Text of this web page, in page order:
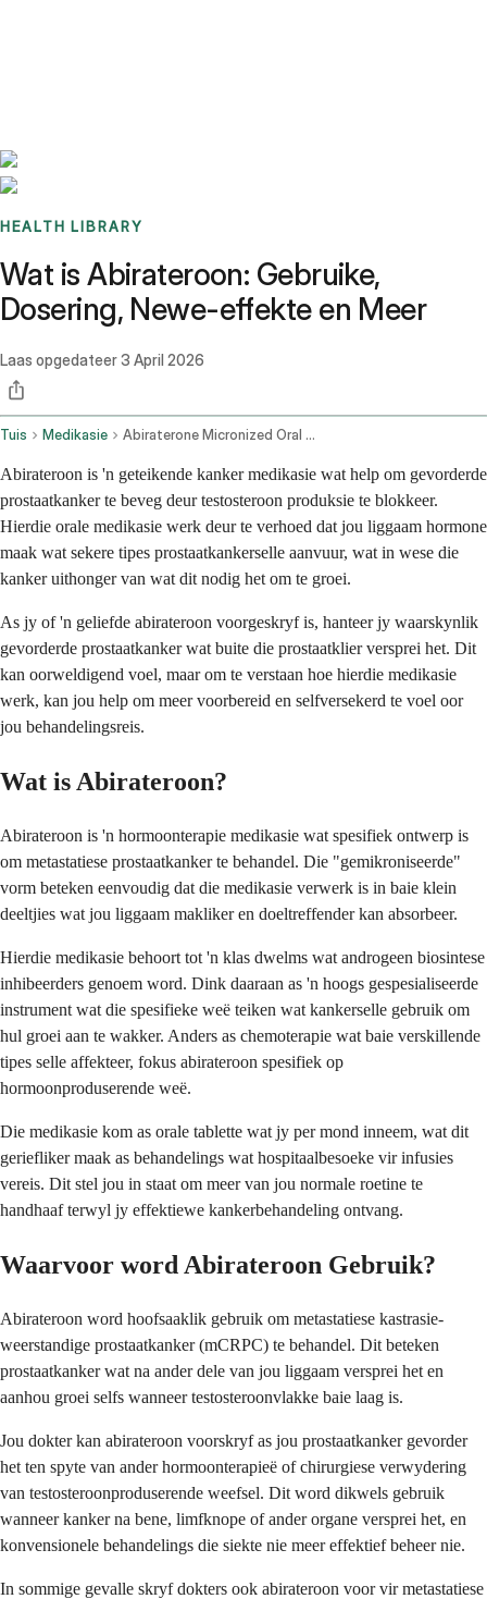
HEALTH LIBRARY
Wat is Abirateroon: Gebruike,
Dosering, Newe-effekte en Meer
Laas opgedateer3 April 2026
Tuis Medikasie Abiraterone Micronized Oral Route
Abirateroon is 'n geteikende kanker medikasie wat help om gevorderde
prostaatkanker te beveg deur testosteroon produksie te blokkeer.
Hierdie orale medikasie werk deur te verhoed dat jou liggaam hormone
maak wat sekere tipes prostaatkankerselle aanvuur, wat in wese die
kanker uithonger van wat dit nodig het om te groei.
As jy of 'n geliefde abirateroon voorgeskryf is, hanteer jy waarskynlik
gevorderde prostaatkanker wat buite die prostaatklier versprei het. Dit
kan oorweldigend voel, maar om te verstaan hoe hierdie medikasie
werk, kan jou help om meer voorbereid en selfversekerd te voel oor
jou behandelingsreis.
Wat is Abirateroon?
Abirateroon is 'n hormoonterapie medikasie wat spesifiek ontwerp is
om metastatiese prostaatkanker te behandel. Die "gemikroniseerde"
vorm beteken eenvoudig dat die medikasie verwerk is in baie klein
deeltjies wat jou liggaam makliker en doeltreffender kan absorbeer.
Hierdie medikasie behoort tot 'n klas dwelms wat androgeen biosintese
inhibeerders genoem word. Dink daaraan as 'n hoogs gespesialiseerde
instrument wat die spesifieke weë teiken wat kankerselle gebruik om
hul groei aan te wakker. Anders as chemoterapie wat baie verskillende
tipes selle affekteer, fokus abirateroon spesifiek op
hormoonproduserende weë.
Die medikasie kom as orale tablette wat jy per mond inneem, wat dit
geriefliker maak as behandelings wat hospitaalbesoeke vir infusies
vereis. Dit stel jou in staat om meer van jou normale roetine te
handhaaf terwyl jy effektiewe kankerbehandeling ontvang.
Waarvoor word Abirateroon Gebruik?
Abirateroon word hoofsaaklik gebruik om metastatiese kastrasie-
weerstandige prostaatkanker (mCRPC) te behandel. Dit beteken
prostaatkanker wat na ander dele van jou liggaam versprei het en
aanhou groei selfs wanneer testosteroonvlakke baie laag is.
Jou dokter kan abirateroon voorskryf as jou prostaatkanker gevorder
het ten spyte van ander hormoonterapieë of chirurgiese verwydering
van testosteroonproduserende weefsel. Dit word dikwels gebruik
wanneer kanker na bene, limfknope of ander organe versprei het, en
konvensionele behandelings die siekte nie meer effektief beheer nie.
In sommige gevalle skryf dokters ook abirateroon voor vir metastatiese